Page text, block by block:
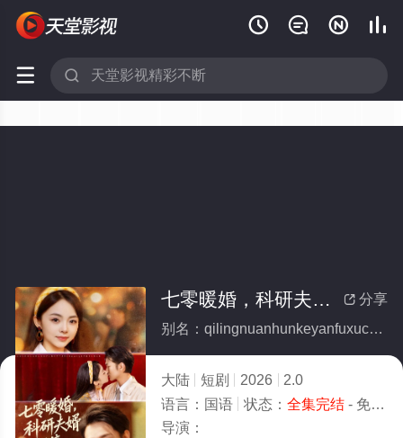
   
 
 分享
七零暖婚，科研夫婿宠不停(全集)
别名：qilingnuanhunkeyanfuxuchongbuting
大陆 短剧 2026
2.0
语言： 国语 状态： 全集完结- 免费在线观看
导演：